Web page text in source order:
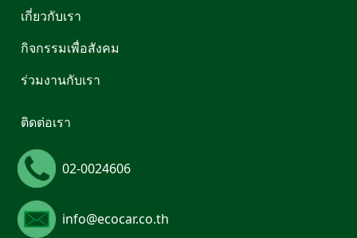
เกี่ยวกับเรา
กิจกรรมเพื่อสังคม
ร่วมงานกับเรา
ติดต่อเรา
02-0024606
info@ecocar.co.th